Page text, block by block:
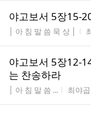
야고보서 5장15-
게시판명
│ 아 침 말 씀 묵 상 │
야고보서 5장12-
는 찬송하라
게시판명
│ 아 침 말 씀 ... 작성자
최야곱